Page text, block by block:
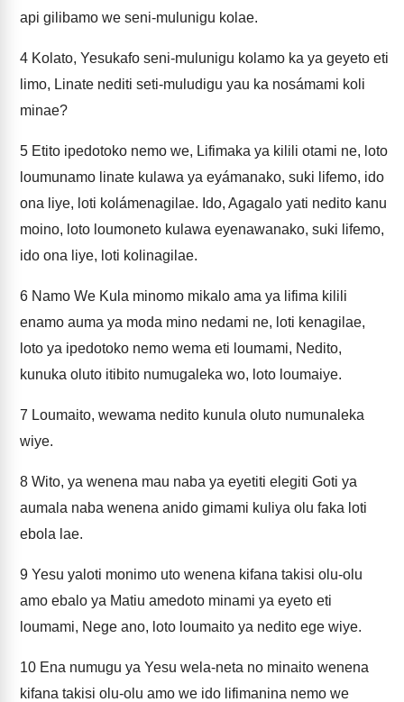
api gilibamo we seni-mulunigu kolae.
4 Kolato, Yesukafo seni-mulunigu kolamo ka ya geyeto eti
limo, Linate nediti seti-muludigu yau ka nosámami koli
minae?
5 Etito ipedotoko nemo we, Lifimaka ya kilili otami ne, loto
loumunamo linate kulawa ya eyámanako, suki lifemo, ido
ona liye, loti kolámenagilae. Ido, Agagalo yati nedito kanu
moino, loto loumoneto kulawa eyenawanako, suki lifemo,
ido ona liye, loti kolinagilae.
6 Namo We Kula minomo mikalo ama ya lifima kilili
enamo auma ya moda mino nedami ne, loti kenagilae,
loto ya ipedotoko nemo wema eti loumami, Nedito,
kunuka oluto itibito numugaleka wo, loto loumaiye.
7 Loumaito, wewama nedito kunula oluto numunaleka
wiye.
8 Wito, ya wenena mau naba ya eyetiti elegiti Goti ya
aumala naba wenena anido gimami kuliya olu faka loti
ebola lae.
9 Yesu yaloti monimo uto wenena kifana takisi olu-olu
amo ebalo ya Matiu amedoto minami ya eyeto eti
loumami, Nege ano, loto loumaito ya nedito ege wiye.
10 Ena numugu ya Yesu wela-neta no minaito wenena
kifana takisi olu-olu amo we ido lifimanina nemo we